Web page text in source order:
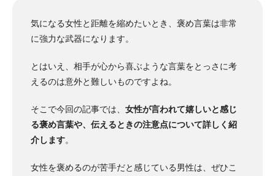
気になる女性と距離を縮めたいとき、褒め言葉は非常
に強力な武器になります。
とはいえ、相手が心から喜ぶような言葉をとっさに考
えるのは意外と難しいものですよね。
そこで今回の記事では、 女性が言われて嬉しいと感じ
る褒め言葉や、伝えるときの注意点について詳しく紹
介します。
女性を褒めるのが苦手だと感じている男性は、ぜひこ